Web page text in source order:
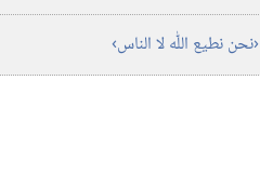
‏‹نحن نطيع اللّٰه لا الناس›‏